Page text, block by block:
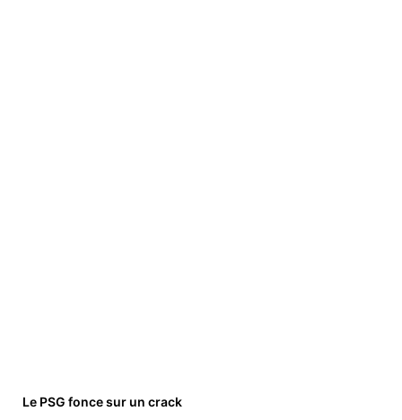
Le PSG fonce sur un crack